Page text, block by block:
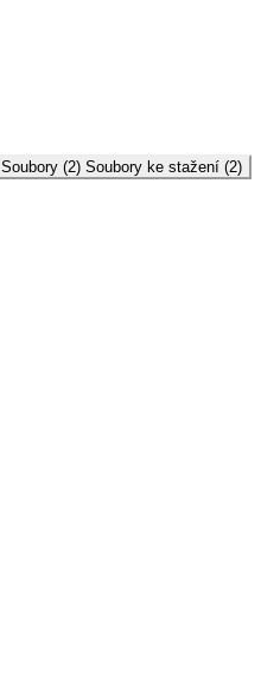
Soubory (2) Soubory ke stažení (2)